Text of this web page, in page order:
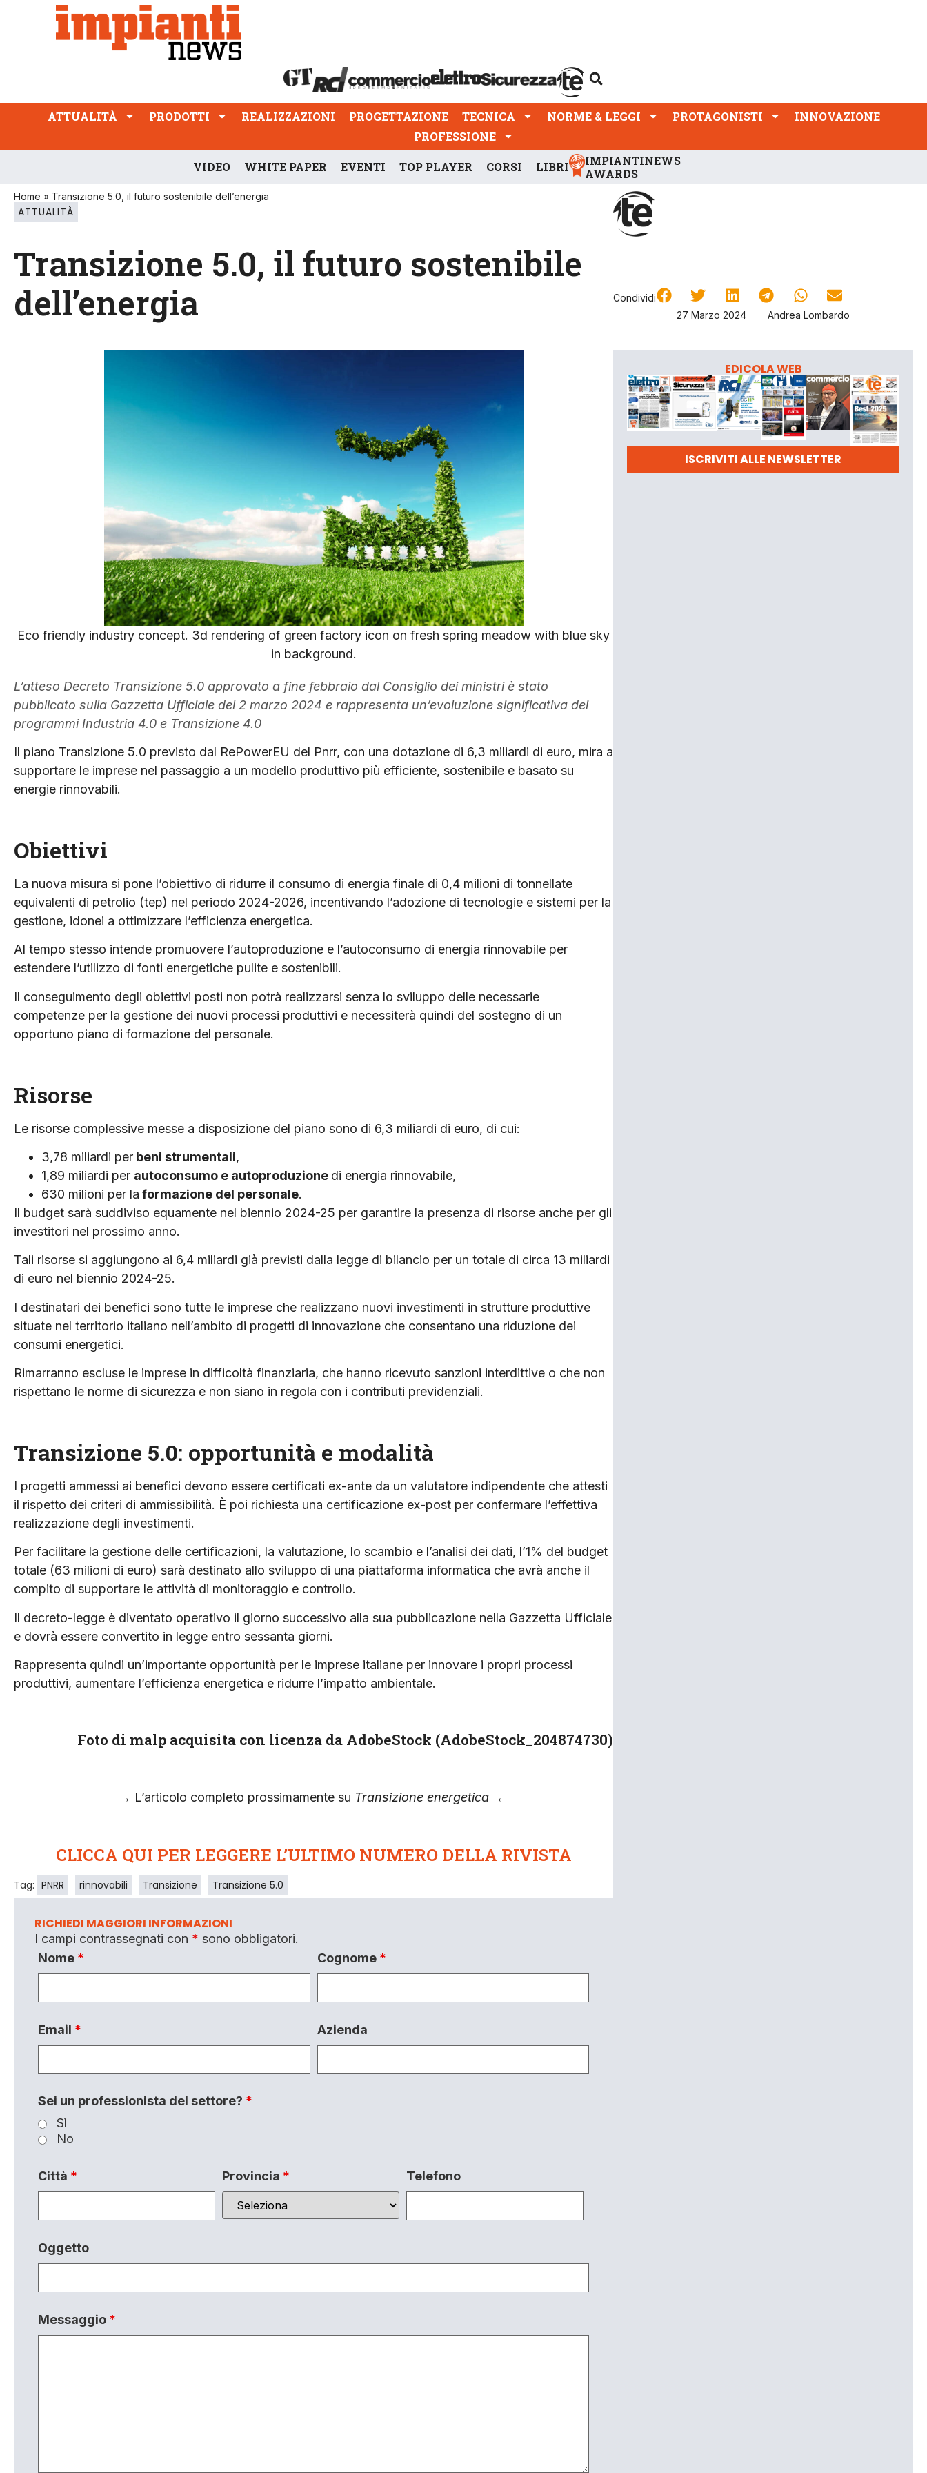
ATTUALITÀ PRODOTTI REALIZZAZIONI
PROFESSIONE
ATTUALITÀ PRODOTTI REALIZZAZIONI PROGETTAZIONE TECNICA NORME & LEGGI PROTAGONISTI
INNOVAZIONE
PROFESSIONE
VIDEO WHITE PAPER EVENTI TOP PLAYER CORSI LIBRI
IMPIANTINEWS
AWARDS
Home » Transizione 5.0, il futuro sostenibile dell’energia
ATTUALITÀ
Transizione 5.0, il futuro sostenibile
dell’energia
Condividi
27 Marzo 2024
Andrea Lombardo
Eco friendly industry concept. 3d rendering of green factory icon on fresh spring meadow with blue sky
in background.
L’atteso Decreto Transizione 5.0 approvato a fine febbraio dal Consiglio dei ministri è stato
pubblicato sulla Gazzetta Ufficiale del 2 marzo 2024 e rappresenta un’evoluzione significativa dei
programmi Industria 4.0 e Transizione 4.0
Il piano Transizione 5.0 previsto dal RePowerEU del Pnrr, con una dotazione di 6,3 miliardi di euro, mira a
supportare le imprese nel passaggio a un modello produttivo più efficiente, sostenibile e basato su
energie rinnovabili.
Obiettivi
La nuova misura si pone l’obiettivo di ridurre il consumo di energia finale di 0,4 milioni di tonnellate
equivalenti di petrolio (tep) nel periodo 2024-2026, incentivando l’adozione di tecnologie e sistemi per la
gestione, idonei a ottimizzare l’efficienza energetica.
Al tempo stesso intende promuovere l’autoproduzione e l’autoconsumo di energia rinnovabile per
estendere l’utilizzo di fonti energetiche pulite e sostenibili.
Il conseguimento degli obiettivi posti non potrà realizzarsi senza lo sviluppo delle necessarie
competenze per la gestione dei nuovi processi produttivi e necessiterà quindi del sostegno di un
opportuno piano di formazione del personale.
Risorse
Le risorse complessive messe a disposizione del piano sono di 6,3 miliardi di euro, di cui:
3,78 miliardi per beni strumentali,
1,89 miliardi per autoconsumo e autoproduzione di energia rinnovabile,
630 milioni per la formazione del personale.
Il budget sarà suddiviso equamente nel biennio 2024-25 per garantire la presenza di risorse anche per gli
investitori nel prossimo anno.
Tali risorse si aggiungono ai 6,4 miliardi già previsti dalla legge di bilancio per un totale di circa 13 miliardi
di euro nel biennio 2024-25.
I destinatari dei benefici sono tutte le imprese che realizzano nuovi investimenti in strutture produttive
situate nel territorio italiano nell’ambito di progetti di innovazione che consentano una riduzione dei
consumi energetici.
Rimarranno escluse le imprese in difficoltà finanziaria, che hanno ricevuto sanzioni interdittive o che non
rispettano le norme di sicurezza e non siano in regola con i contributi previdenziali.
Transizione 5.0: opportunità e modalità
I progetti ammessi ai benefici devono essere certificati ex-ante da un valutatore indipendente che attesti
il rispetto dei criteri di ammissibilità. È poi richiesta una certificazione ex-post per confermare l’effettiva
realizzazione degli investimenti.
Per facilitare la gestione delle certificazioni, la valutazione, lo scambio e l’analisi dei dati, l’1% del budget
totale (63 milioni di euro) sarà destinato allo sviluppo di una piattaforma informatica che avrà anche il
compito di supportare le attività di monitoraggio e controllo.
Il decreto-legge è diventato operativo il giorno successivo alla sua pubblicazione nella Gazzetta Ufficiale
e dovrà essere convertito in legge entro sessanta giorni.
Rappresenta quindi un’importante opportunità per le imprese italiane per innovare i propri processi
produttivi, aumentare l’efficienza energetica e ridurre l’impatto ambientale.
Foto di malp acquisita con licenza da AdobeStock (AdobeStock_204874730)
→ L’articolo completo prossimamente su Transizione energetica ←
CLICCA QUI PER LEGGERE L’ULTIMO NUMERO DELLA RIVISTA
Tag: PNRR rinnovabili Transizione Transizione 5.0
RICHIEDI MAGGIORI INFORMAZIONI
I campi contrassegnati con * sono obbligatori.
Nome * Cognome *
Email * Azienda
Sei un professionista del settore? *
Sì
No
Città * Provincia * Telefono
Oggetto
Messaggio *
EDICOLA WEB
ISCRIVITI ALLE NEWSLETTER